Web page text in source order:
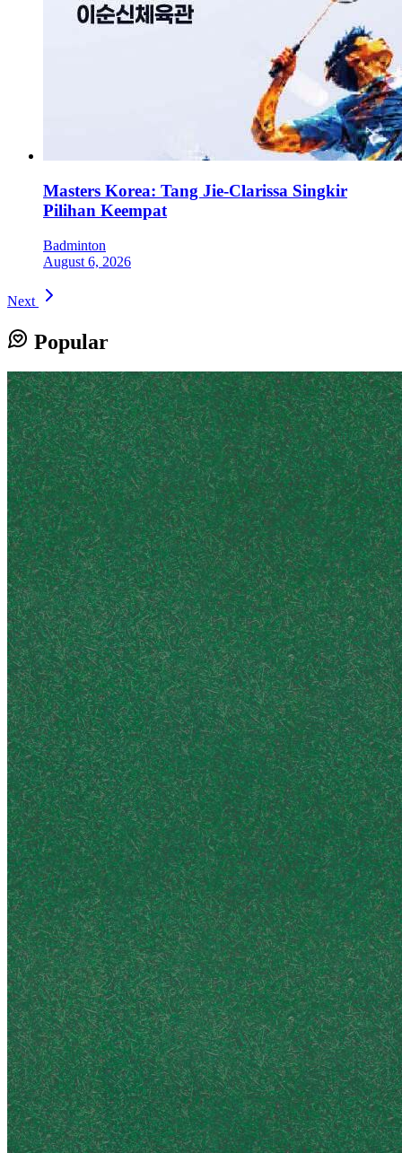
Masters Korea: Tang Jie-Clarissa Singkir
Pilihan Keempat
Badminton
August 6, 2026
Next
Popular